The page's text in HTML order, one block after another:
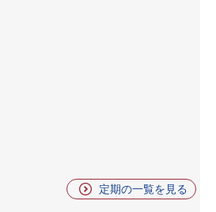
定期の一覧を見る